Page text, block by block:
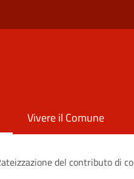
Vivere il Comune
del contributo di